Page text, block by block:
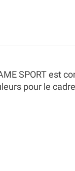
SPORT est
pour le